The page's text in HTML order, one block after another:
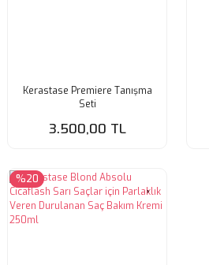
Kerastase Premiere Tanışma
Seti
3.500,00 TL
%20